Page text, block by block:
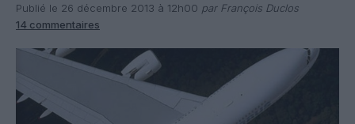
Publié le 26 décembre 2013 à 12h00 par François Duclos
14 commentaires